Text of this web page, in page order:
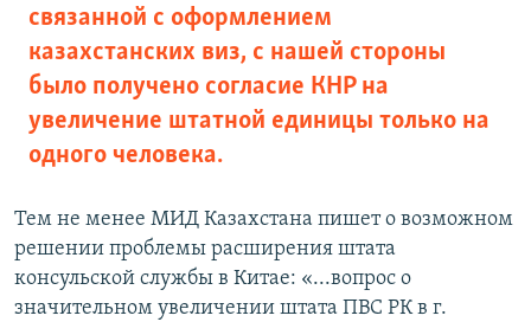
связанной с оформлением
казахстанских виз, с нашей стороны
было получено согласие КНР на
увеличение штатной единицы только на
одного человека.
Тем не менее МИД Казахстана пишет о возможном
решении проблемы расширения штата
консульской службы в Китае: «...вопрос о
значительном увеличении штата ПВС РК в г.